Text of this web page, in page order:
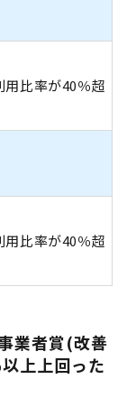
比率が40％超
比率が40％超
業者賞(改善
上上回った